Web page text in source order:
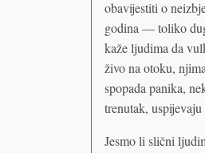
obavijestiti o
godina — toliko
kaže ljudima da
živo na otoku,
spopada panika,
trenutak,
Jesmo li slični